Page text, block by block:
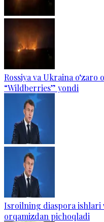
Rossiya va Ukraina
“Wildberries” yondi
Isroilning diaspora ishlari
orqamizdan pichoqladi